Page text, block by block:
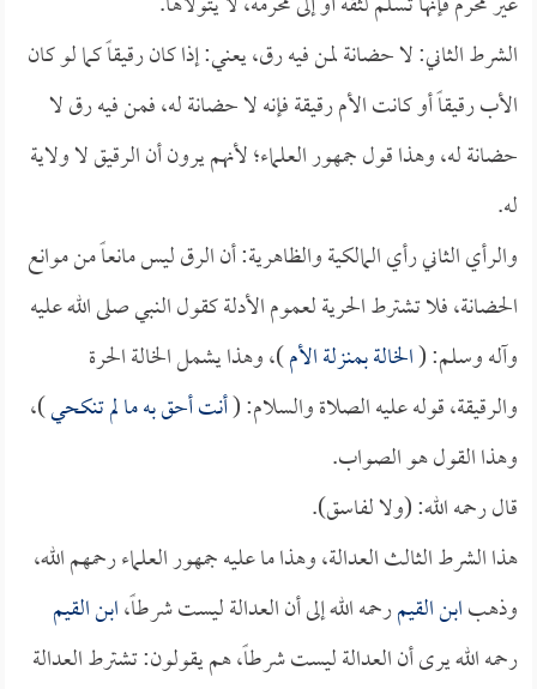
الشرط الثاني: لا حضانة لمن فيه رق، يعني: إذا كان رقيقاً كما لو كان
الأب رقيقاً أو كانت الأم رقيقة فإنه لا حضانة له، فمن فيه رق لا
حضانة له، وهذا قول جمهور العلماء؛ لأنهم يرون أن الرقيق لا ولاية
له.
والرأي الثاني رأي المالكية والظاهرية: أن الرق ليس مانعاً من موانع
الحضانة، فلا تشترط الحرية لعموم الأدلة كقول النبي صلى الله عليه
وآله وسلم: (الخالة بمنزلة الأم)، وهذا يشمل الخالة الحرة
والرقيقة، قوله عليه الصلاة والسلام: (أنت أحق به ما لم تنكحي)،
وهذا القول هو الصواب.
قال رحمه الله: (ولا لفاسق).
هذا الشرط الثالث العدالة، وهذا ما عليه جمهور العلماء رحمهم الله،
وذهبابن القيمرحمه الله إلى أن العدالة ليست شرطاً،ابن القيم
رحمه الله يرى أن العدالة ليست شرطاً، هم يقولون: تشترط العدالة